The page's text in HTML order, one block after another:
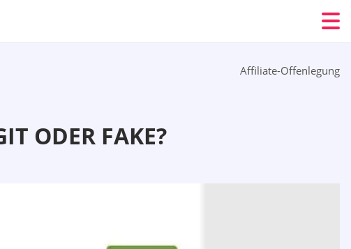
Affiliate-Offenlegung
ODER FAKE?